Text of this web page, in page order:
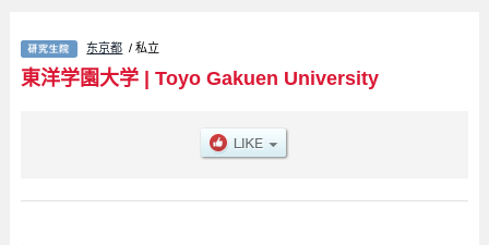
Administration等各研究科的不同信息。招收名额、合格人数等考试信息，以
及设施介绍、联系方式等外国留学生必要的信息都登载于此，请务必查阅和利
用此网。
东京都 / 私立
東洋学園大学| Toyo Gakuen University